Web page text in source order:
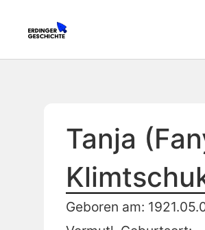
Tanja
Geboren am: